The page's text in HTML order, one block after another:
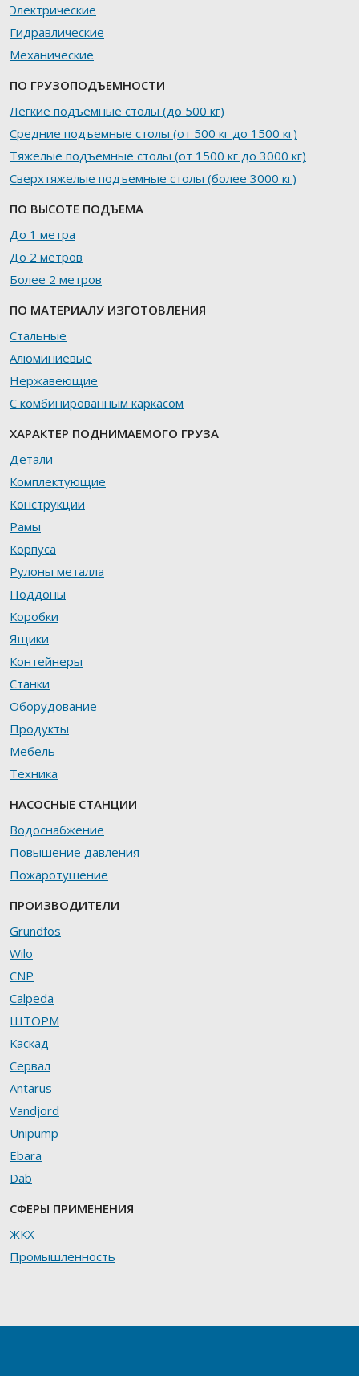
Электрические
Гидравлические
Механические
ПО ГРУЗОПОДЪЕМНОСТИ
Легкие подъемные столы (до 500 кг)
Средние подъемные столы (от 500 кг до 1500 кг)
Тяжелые подъемные столы (от 1500 кг до 3000 кг)
Сверхтяжелые подъемные столы (более 3000 кг)
ПО ВЫСОТЕ ПОДЪЕМА
До 1 метра
До 2 метров
Более 2 метров
ПО МАТЕРИАЛУ ИЗГОТОВЛЕНИЯ
Стальные
Алюминиевые
Нержавеющие
С комбинированным каркасом
ХАРАКТЕР ПОДНИМАЕМОГО ГРУЗА
Детали
Комплектующие
Конструкции
Рамы
Корпуса
Рулоны металла
Поддоны
Коробки
Ящики
Контейнеры
Станки
Оборудование
Продукты
Мебель
Техника
НАСОСНЫЕ СТАНЦИИ
Водоснабжение
Повышение давления
Пожаротушение
ПРОИЗВОДИТЕЛИ
Grundfos
Wilo
CNP
Calpeda
ШТОРМ
Каскад
Сервал
Antarus
Vandjord
Unipump
Ebara
Dab
СФЕРЫ ПРИМЕНЕНИЯ
ЖКХ
Промышленность